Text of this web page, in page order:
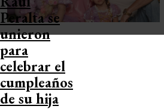
Peralta se
unieron
para
celebrar el
cumpleaños
de su hija